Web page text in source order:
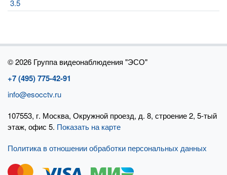
3.5
©2026 Группа видеонаблюдения "ЭСО"
+7 (495) 775-42-91
info@esocctv.ru
107553, г. Москва, Окружной проезд, д. 8, строение 2, 5-тый
этаж, офис 5. Показать на карте
Политика в отношении обработки персональных данных